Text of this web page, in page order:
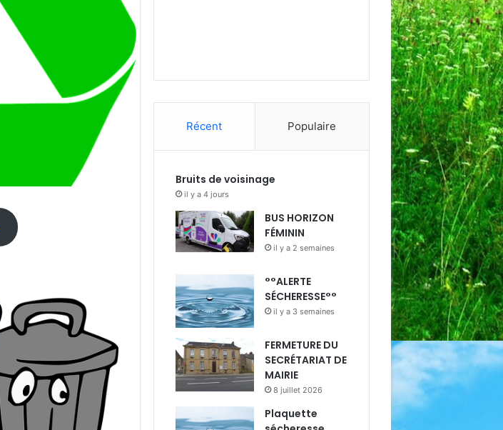
Récent Populaire
Bruits de voisinage
il y a 4 jours
BUS HORIZON
FÉMININ
il y a 2 semaines
°°ALERTE
SÉCHERESSE°°
il y a 3 semaines
FERMETURE DU
SECRÉTARIAT DE
MAIRIE
8 juillet 2026
Plaquette